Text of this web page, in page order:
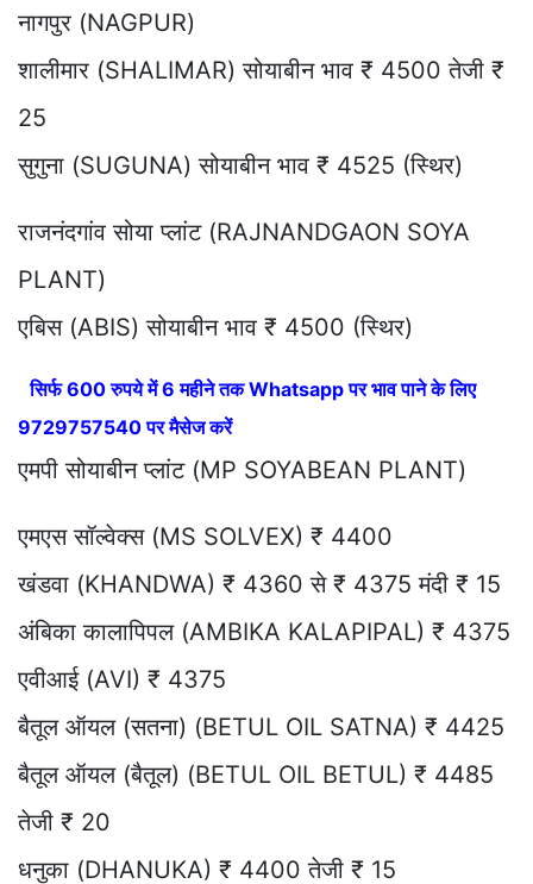
नागपुर (NAGPUR)
शालीमार (SHALIMAR) सोयाबीन भाव ₹ 4500 तेजी ₹
25
सुगुना (SUGUNA) सोयाबीन भाव ₹ 4525 (स्थिर)
राजनंदगांव सोया प्लांट (RAJNANDGAON SOYA
PLANT)
एबिस (ABIS) सोयाबीन भाव ₹ 4500 (स्थिर)
सिर्फ 600 रुपये में 6 महीने तक Whatsapp पर भाव पाने के लिए
9729757540 पर मैसेज करें
एमपी सोयाबीन प्लांट (MP SOYABEAN PLANT)
एमएस सॉल्वेक्स (MS SOLVEX) ₹ 4400
खंडवा (KHANDWA) ₹ 4360 से ₹ 4375 मंदी ₹ 15
अंबिका कालापिपल (AMBIKA KALAPIPAL) ₹ 4375
एवीआई (AVI) ₹ 4375
बैतूल ऑयल (सतना) (BETUL OIL SATNA) ₹ 4425
बैतूल ऑयल (बैतूल) (BETUL OIL BETUL) ₹ 4485
तेजी ₹ 20
धनुका (DHANUKA) ₹ 4400 तेजी ₹ 15